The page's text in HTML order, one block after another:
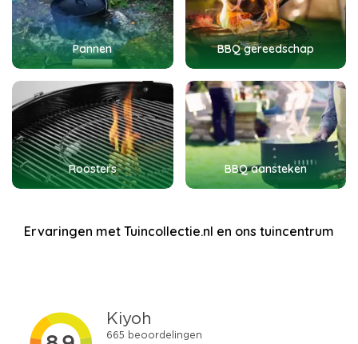
Pannen BBQ gereedschap
Roosters BBQ aansteken
Ervaringen met Tuincollectie.nl en ons tuincentrum